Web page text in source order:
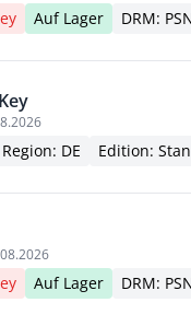
Auf Lager DRM:
Region: DE Edition:
Auf Lager DRM: